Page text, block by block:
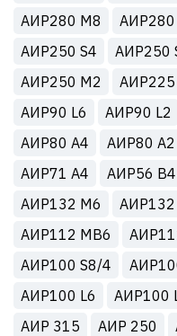
АИР280 М8
АИР250 S4
АИР250
АИР250 М2
АИР90 L6
АИР90 L2
АИР80 A4
АИР80 A2
АИР71 A4
АИР56 B4
АИР132 M6
АИР132
АИР112 MB6
АИР100 S8/4
АИР100 L6
АИР100
АИР 315
АИР 250